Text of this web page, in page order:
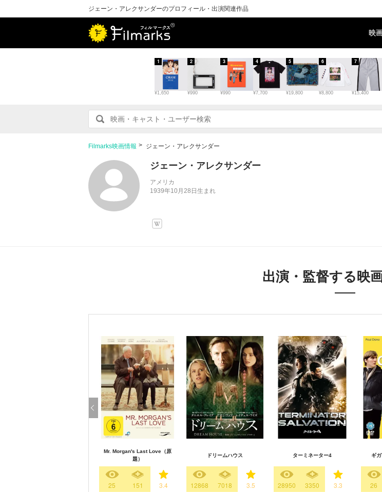
ジェーン・アレクサンダーのプロフィール・出演関連作品
映
¥1,650
1
¥990
2
¥990
3
¥7,700
4
¥19,800
5
¥8,800
6
¥15,400
7
Filmarks映画情報 ジェーン・アレクサンダー
ジェーン・アレクサンダー
アメリカ
1939年10月28日生まれ
出演・監督する映
Mr. Morgan's Last Love（原
題）
25 151 3.4
ドリームハウス
12868 7018 3.5
ターミネーター4
28950 3350 3.3
ギ
26